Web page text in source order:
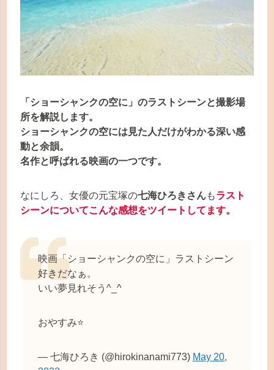
「ショーシャンクの空に」のラストシーンと撮影場
所を解説します。
ショーシャンクの空には見た人だけがわかる深い感
動と余韻。
名作と呼ばれる映画の一つです。
なにしろ、女優の元宝塚の七海ひろきさんもラスト
シーンについてこんな感想をツイートしてます。
映画「ショーシャンクの空に」ラストシーン
好きだなぁ。
いい夢見れそう^_^
おやすみ⭐
— 七海ひろき (@hirokinanami773) May 20,